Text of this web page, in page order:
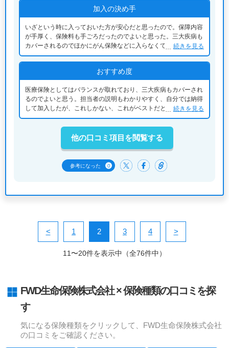
加入の決め手
いざという時に入っておいた方が安心だと思ったので。保障内容
が手厚く、保険料も手ごろだったのでよいと思った。三大疾病も
カバーされるのでほかにがん保険などに入らなくてよいのもよか
った。これまでは言っていたがん保険を解約した分、トータルの
保険料も安くなった。
続きを見る
おすすめ度
医療保険としてはバランスが取れており、三大疾病もカバーされ
るのでよいと思う。担当者の説明もわかりやすく、自分では納得
して加入したが、これしかない、これがベストだというほどの思
い入れはないので、「普通」と評価した。
続きを見る
参考になった 0
他の口コミ項目を閲覧する
< 1 2 3 4 >
11〜20件を表示中（全76件中）
FWD生命保険株式会社 × 保険種類の口コミを探
す
気になる保険種類をクリックして、FWD生命保険株式会社
の口コミをご確認ください。